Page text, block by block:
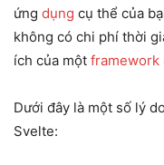
ứng dụng cụ thể của
không có chi phí thời
ích của một framework
Dưới đây là một số lý
Svelte: